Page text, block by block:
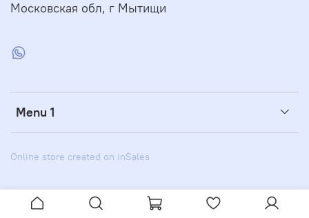
Menu 1
Московская обл, г Мытищи
Online store created on inSales